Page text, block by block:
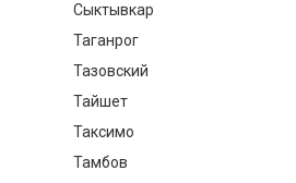
Сыктывкар
Таганрог
Тазовский
Тайшет
Таксимо
Тамбов